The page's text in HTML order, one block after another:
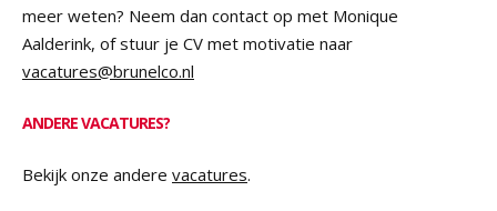
meer weten? Neem dan contact op met Monique
Aalderink, of stuur je CV met motivatie naar
vacatures@brunelco.nl
ANDERE VACATURES?
Bekijk onze andere vacatures.